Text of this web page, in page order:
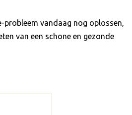
probleem vandaag nog oplossen,
van een schone en gezonde